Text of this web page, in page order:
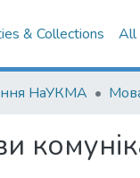
& Collections All
НаУКМА